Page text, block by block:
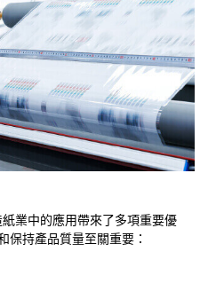
業中的應用帶來了多項重要優
保持產品質量至關重要：